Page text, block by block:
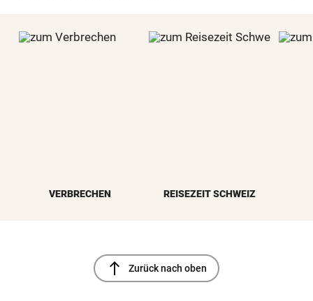
VERBRECHEN REISEZEIT SCHWEIZ
north Zurück nach oben